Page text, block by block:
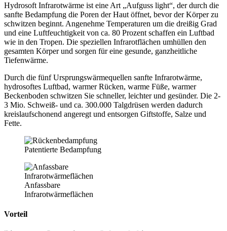
Hydrosoft Infrarotwärme ist eine Art „Aufguss light“, der durch die
sanfte Bedampfung die Poren der Haut öffnet, bevor der Körper zu
schwitzen beginnt. Angenehme Temperaturen um die dreißig Grad
und eine Luftfeuchtigkeit von ca. 80 Prozent schaffen ein Luftbad
wie in den Tropen. Die speziellen Infrarotflächen umhüllen den
gesamten Körper und sorgen für eine gesunde, ganzheitliche
Tiefenwärme.
Durch die fünf Ursprungswärmequellen sanfte Infrarotwärme,
hydrosoftes Luftbad, warmer Rücken, warme Füße, warmer
Beckenboden schwitzen Sie schneller, leichter und gesünder. Die 2-
3 Mio. Schweiß- und ca. 300.000 Talgdrüsen werden dadurch
kreislaufschonend angeregt und entsorgen Giftstoffe, Salze und
Fette.
Patentierte Bedampfung
Anfassbare
Infrarotwärmeflächen
Vorteil